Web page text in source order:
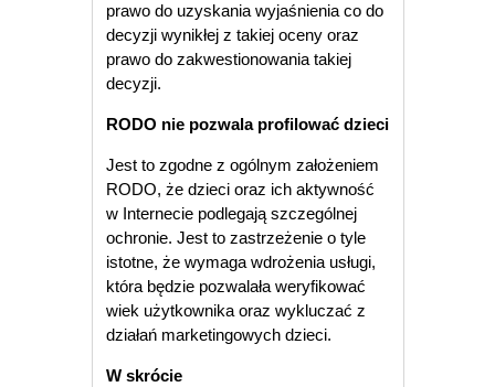
prawo do uzyskania wyjaśnienia co do
decyzji wynikłej z takiej oceny oraz
prawo do zakwestionowania takiej
decyzji.
RODO nie pozwala profilować dzieci
Jest to zgodne z ogólnym założeniem
RODO, że dzieci oraz ich aktywność
w Internecie podlegają szczególnej
ochronie. Jest to zastrzeżenie o tyle
istotne, że wymaga wdrożenia usługi,
która będzie pozwalała weryfikować
wiek użytkownika oraz wykluczać z
działań marketingowych dzieci.
W skrócie